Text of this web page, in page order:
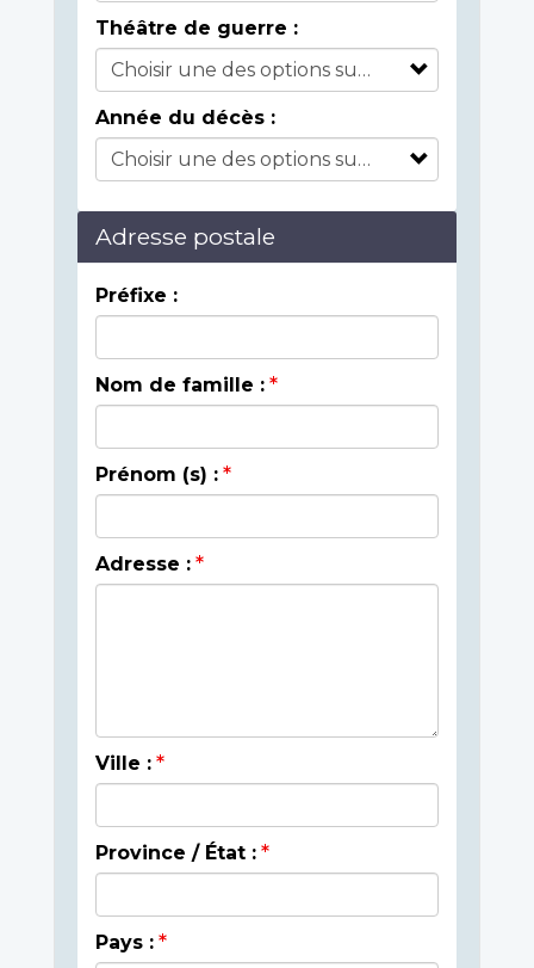
Théâtre de guerre :
Année du décès :
Adresse postale
Préfixe :
Nom de famille :
Prénom (s) :
Adresse :
Ville :
Province / État :
Pays :